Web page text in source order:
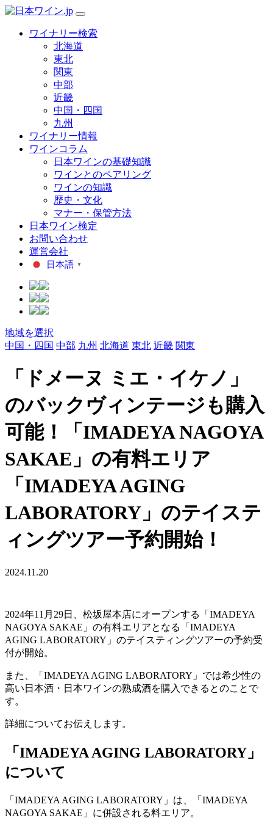
ワイナリー検索
北海道
東北
関東
中部
近畿
中国・四国
九州
ワイナリー情報
ワインコラム
日本ワインの基礎知識
ワインとのペアリング
ワインの知識
歴史・文化
マナー・保管方法
日本ワイン検定
お問い合わせ
運営会社
日本語 ▼
地域を選択
中国・四国 中部 九州 北海道 東北 近畿 関東
「ドメーヌ ミエ・イケノ」
のバックヴィンテージも購入
可能！「IMADEYA NAGOYA
SAKAE」の有料エリア
「IMADEYA AGING
LABORATORY」のテイステ
ィングツアー予約開始！
2024.11.20
2024年11月29日、松坂屋本店にオープンする「IMADEYA
NAGOYA SAKAE」の有料エリアとなる「IMADEYA
AGING LABORATORY」のテイスティングツアーの予約受
付が開始。
また、「IMADEYA AGING LABORATORY」では希少性の
高い日本酒・日本ワインの熟成酒を購入できるとのことで
す。
詳細についてお伝えします。
「IMADEYA AGING LABORATORY」
について
「IMADEYA AGING LABORATORY」は、「IMADEYA
NAGOYA SAKAE」に併設される料エリア。